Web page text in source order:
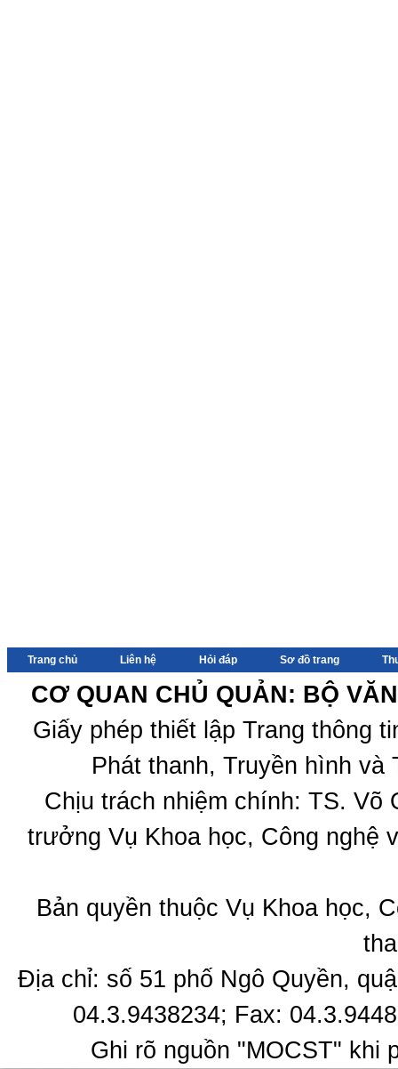
Trang chủ Liên hệ Hỏi đáp Sơ đồ trang
CƠ QUAN CHỦ QUẢN: BỘ
Giấy phép thiết lập Trang thông
Phát thanh, Truyền hình
Chịu trách nhiệm chính: TS.
trưởng Vụ Khoa học, Công nghệ
Bản quyền thuộc Vụ Khoa học,
Địa chỉ: số 51 phố Ngô Quyền,
04.3.9438234; Fax:
Ghi rõ nguồn "MOCST" khi